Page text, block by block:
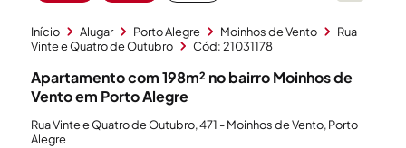
Início Alugar Porto Alegre Moinhos de Vento
Rua
Vinte e Quatro de Outubro
Cód: 21031178
Apartamento com 198m² no bairro Moinhos de
Vento em Porto Alegre
Rua Vinte e Quatro de Outubro, 471 - Moinhos de Vento, Porto
Alegre